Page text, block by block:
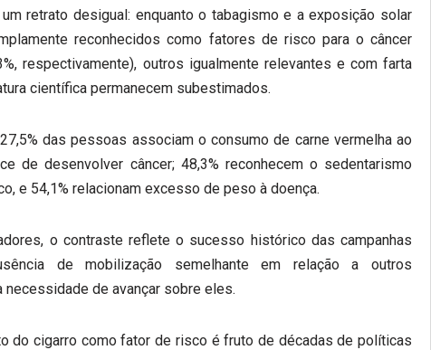
retrato desigual: enquanto o tabagismo e a exposição solar
reconhecidos como fatores de risco para o câncer
respectivamente), outros igualmente relevantes e com farta
científica permanecem subestimados.
das pessoas associam o consumo de carne vermelha ao
de desenvolver câncer; 48,3% reconhecem o sedentarismo
e 54,1% relacionam excesso de peso à doença.
o contraste reflete o sucesso histórico das campanhas
de mobilização semelhante em relação a outros
necessidade de avançar sobre eles.
do cigarro como fator de risco é fruto de décadas de políticas